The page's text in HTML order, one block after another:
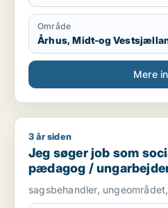
Område
Århus, Midt-og
Mere
Jeg søger job som
3 år siden
Jeg søger job som
pædagog /
sagsbehandler,